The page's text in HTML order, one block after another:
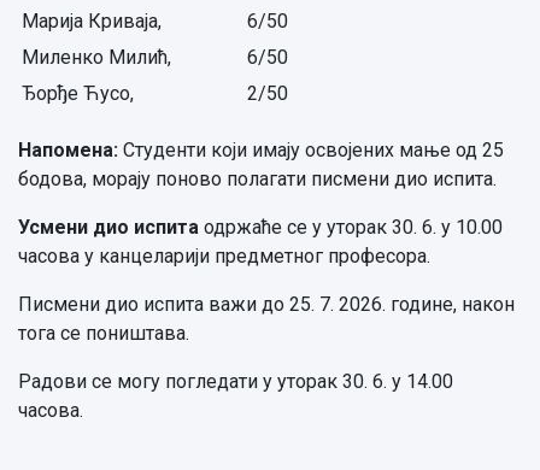
Марија Криваја,
6/50
Миленко Милић,
6/50
Ђорђе Ћусо,
2/50
Напомена: Студенти који имају освојених мање од 25
бодова, морају поново полагати писмени дио испита.
Усмени дио испита одржаће се у уторак 30. 6. у 10.00
часова у канцеларији предметног професора.
Писмени дио испита важи до 25. 7. 2026. године, након
тога се поништава.
Радови се могу погледати у уторак 30. 6. у 14.00
часова.